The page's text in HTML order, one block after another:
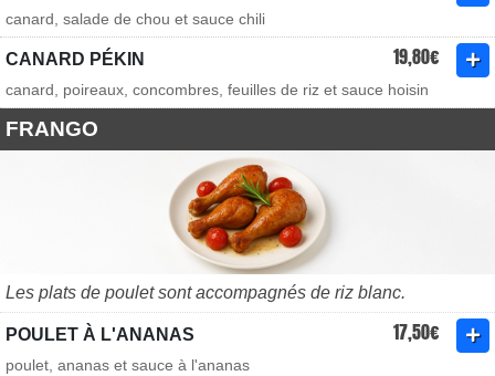
canard, salade de chou et sauce chili
CANARD PÉKIN 19,80€
canard, poireaux, concombres, feuilles de riz et sauce hoisin
FRANGO
Les plats de poulet sont accompagnés de riz blanc.
POULET À L'ANANAS 17,50€
poulet, ananas et sauce à l'ananas